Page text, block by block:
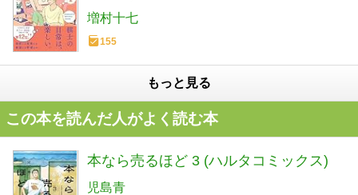
増村十七
155
もっと見る
この本を読んだ人がよく読む本
本なら売るほど 3 (ハルタコミックス)
児島青